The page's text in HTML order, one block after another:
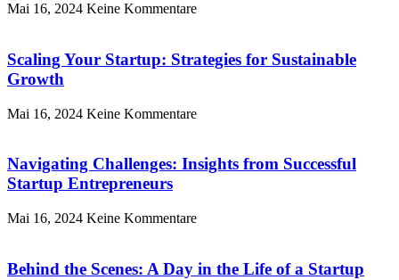
Mai 16, 2024 Keine Kommentare
Scaling Your Startup: Strategies for Sustainable
Growth
Mai 16, 2024 Keine Kommentare
Navigating Challenges: Insights from Successful
Startup Entrepreneurs
Mai 16, 2024 Keine Kommentare
Behind the Scenes: A Day in the Life of a Startup